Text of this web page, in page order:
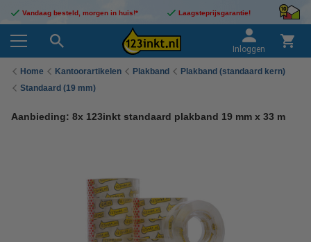
Vandaag besteld, morgen in huis!* Laagsteprijsgarantie!
Inloggen
Home Kantoorartikelen Plakband
Plakband (standaard kern)
Standaard (19 mm)
Aanbieding: 8x 123inkt standaard plakband 19 mm x 33 m